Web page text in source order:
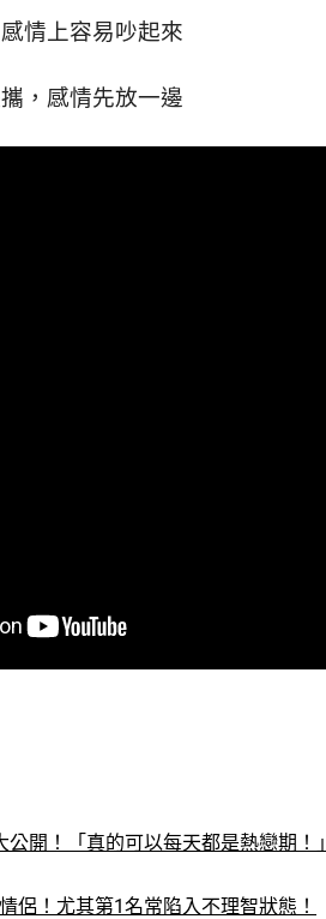
情上容易吵起來
，感情先放一邊
開！「真的可以每天都是熱戀期！」
侶！尤其第1名常陷入不理智狀態！